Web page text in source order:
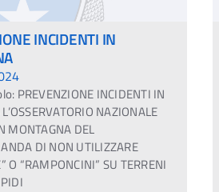
INCIDENTI IN
PREVENZIONE INCIDENTI IN
NAZIONALE
MONTAGNA DEL
DI NON UTILIZZARE
O “RAMPONCINI” SU TERRENI